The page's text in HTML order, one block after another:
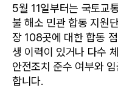
5월 11일부터는 국토교
불 해소 민관 합동 지원
장 108곳에 대한 합동
생 이력이 있거나 다수
안전조치 준수 여부와
합니다.